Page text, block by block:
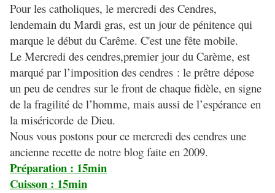
Pour les catholiques, le mercredi des Cendres,
lendemain du Mardi gras, est un jour de pénitence qui
marque le début du Carême. C'est une fête mobile.
Le Mercredi des cendres,premier jour du Carème, est
marqué par l’imposition des cendres : le prêtre dépose
un peu de cendres sur le front de chaque fidèle, en signe
de la fragilité de l’homme, mais aussi de l’espérance en
la miséricorde de Dieu.
Nous vous postons pour ce mercredi des cendres une
ancienne recette de notre blog faite en 2009.
Préparation : 15min
Cuisson : 15min